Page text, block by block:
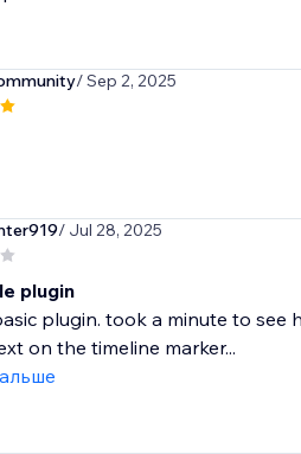
/ Sep 2, 2025
/ Jul 28, 2025
plugin
plugin. took a minute to
on the timeline marker...